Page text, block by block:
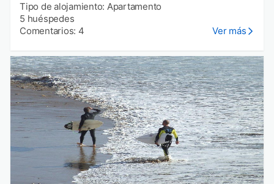
Tipo de alojamiento: Apartamento
5 huéspedes
Comentarios: 4
Ver más